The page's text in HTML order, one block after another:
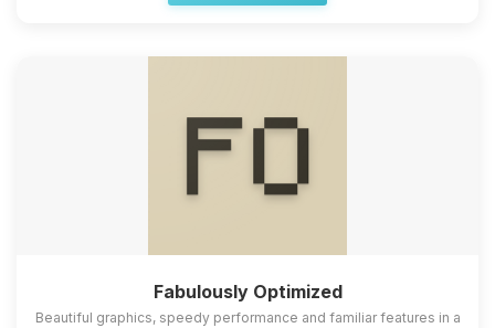
Fabulously Optimized
Beautiful graphics, speedy performance and familiar features in a